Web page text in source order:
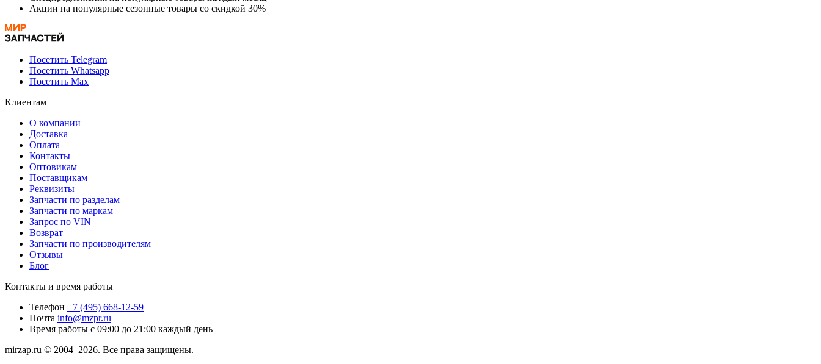
Акции на популярные сезонные товары со скидкой 30%
Посетить Telegram
Посетить Whatsapp
Посетить Max
Клиентам
О компании
Доставка
Оплата
Контакты
Оптовикам
Поставщикам
Реквизиты
Запчасти по разделам
Запчасти по маркам
Запрос по VIN
Возврат
Запчасти по производителям
Отзывы
Блог
Контакты и время работы
Телефон +7 (495) 668-12-59
Почта info@mzpr.ru
Время работы с 09:00 до 21:00 каждый день
mirzap.ru © 2004–2026. Все права защищены.